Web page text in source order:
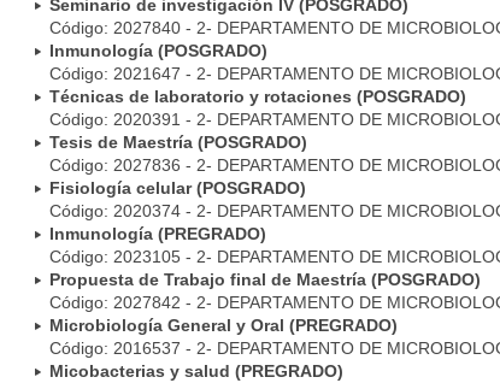
Seminario de investigación IV (POSGRADO)
Código: 2027840 - 2- DEPARTAMENTO DE
Inmunología (POSGRADO)
Código: 2021647 - 2- DEPARTAMENTO DE
Técnicas de laboratorio y rotaciones (POSGRADO)
Código: 2020391 - 2- DEPARTAMENTO DE
Tesis de Maestría (POSGRADO)
Código: 2027836 - 2- DEPARTAMENTO DE
Fisiología celular (POSGRADO)
Código: 2020374 - 2- DEPARTAMENTO DE
Inmunología (PREGRADO)
Código: 2023105 - 2- DEPARTAMENTO DE
Propuesta de Trabajo final de Maestría (POSGRADO)
Código: 2027842 - 2- DEPARTAMENTO DE
Microbiología General y Oral (PREGRADO)
Código: 2016537 - 2- DEPARTAMENTO DE
Micobacterias y salud (PREGRADO)